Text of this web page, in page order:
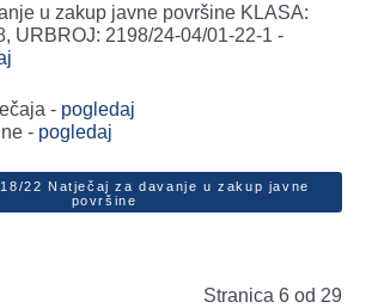
u zakup javne površine KLASA:
URBROJ: 2198/24-04/01-22-1 -
- pogledaj
- pogledaj
22 Natječaj za davanje u zakup javne
površine
Stranica 6 od 29